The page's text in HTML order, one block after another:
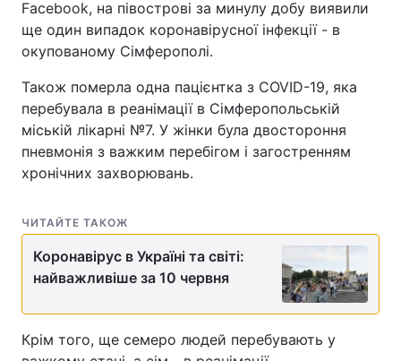
Facebook, на півострові за минулу добу виявили
ще один випадок коронавірусної інфекції - в
окупованому Сімферополі.
Також померла одна пацієнтка з COVID-19, яка
перебувала в реанімації в Сімферопольській
міській лікарні №7. У жінки була двостороння
пневмонія з важким перебігом і загостренням
хронічних захворювань.
ЧИТАЙТЕ ТАКОЖ
Коронавірус в Україні та світі:
найважливіше за 10 червня
Крім того, ще семеро людей перебувають у